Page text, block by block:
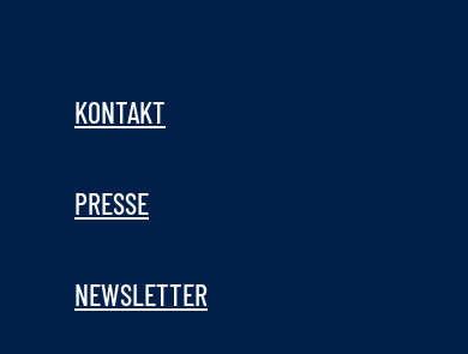
KONTAKT
PRESSE
NEWSLETTER